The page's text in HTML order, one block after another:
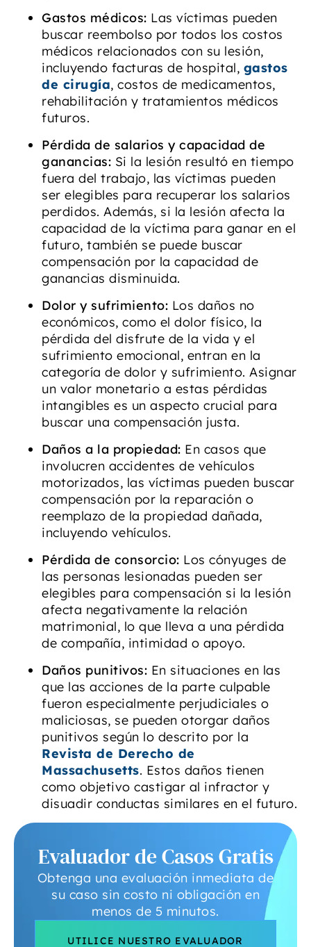
Gastos médicos: Las víctimas pueden
buscar reembolso por todos los costos
médicos relacionados con su lesión,
incluyendo facturas de hospital, gastos
de cirugía, costos de medicamentos,
rehabilitación y tratamientos médicos
futuros.
Pérdida de salarios y capacidad de
ganancias: Si la lesión resultó en tiempo
fuera del trabajo, las víctimas pueden
ser elegibles para recuperar los salarios
perdidos. Además, si la lesión afecta la
capacidad de la víctima para ganar en el
futuro, también se puede buscar
compensación por la capacidad de
ganancias disminuida.
Dolor y sufrimiento: Los daños no
económicos, como el dolor físico, la
pérdida del disfrute de la vida y el
sufrimiento emocional, entran en la
categoría de dolor y sufrimiento. Asignar
un valor monetario a estas pérdidas
intangibles es un aspecto crucial para
buscar una compensación justa.
Daños a la propiedad: En casos que
involucren accidentes de vehículos
motorizados, las víctimas pueden buscar
compensación por la reparación o
reemplazo de la propiedad dañada,
incluyendo vehículos.
Pérdida de consorcio: Los cónyuges de
las personas lesionadas pueden ser
elegibles para compensación si la lesión
afecta negativamente la relación
matrimonial, lo que lleva a una pérdida
de compañía, intimidad o apoyo.
Daños punitivos: En situaciones en las
que las acciones de la parte culpable
fueron especialmente perjudiciales o
maliciosas, se pueden otorgar daños
punitivos según lo descrito por la
Revista de Derecho de
Massachusetts. Estos daños tienen
como objetivo castigar al infractor y
disuadir conductas similares en el futuro.
Evaluador de Casos Gratis
Obtenga una evaluación inmediata de
su caso sin costo ni obligación en
menos de 5 minutos.
UTILICE NUESTRO EVALUADOR